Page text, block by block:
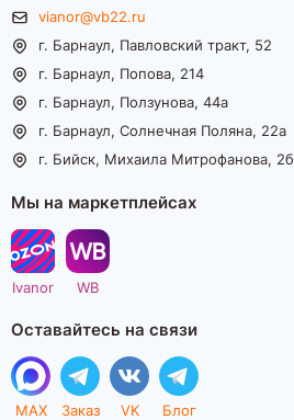
vianor@vb22.ru
г. Барнаул, Павловский тракт, 52
г. Барнаул, Попова, 214
г. Барнаул, Ползунова, 44а
г. Барнаул, Солнечная Поляна, 22а
г. Бийск, Михаила Митрофанова, 2б
Мы на маркетплейсах
Ivanor WB
Оставайтесь на связи
MAX Заказ VK Блог